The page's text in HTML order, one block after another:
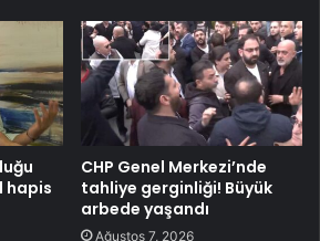
hapis
CHP Genel Merkezi’nde
tahliye gerginliği! Büyük
arbede yaşandı
Ağustos 7, 2026